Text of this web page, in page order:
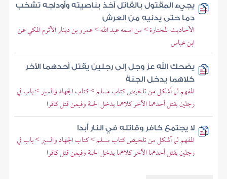
يجيء المقتول بالقاتل آخذ بناصيته وأوداجه تشخب
دما حتى يدنيه من العرش
الأحاديث المختارة > من اسمه عبد الله > عمرو بن دينار الأثرم المكي عن
ابن عباس
يضحك الله عز وجل إلى رجلين يقتل أحدهما الآخر
كلاهما يدخل الجنة
المفهم لما أشكل من تلخيص كتاب مسلم > كتاب الجهاد والسير > باب في
رجلين يقتل أحدهما الآخر كلاهما يدخل الجنة وفيمن قتل كافرا
لا يجتمع كافر وقاتله في النار أبدا
المفهم لما أشكل من تلخيص كتاب مسلم > كتاب الجهاد والسير > باب في
رجلين يقتل أحدهما الآخر كلاهما يدخل الجنة وفيمن قتل كافرا